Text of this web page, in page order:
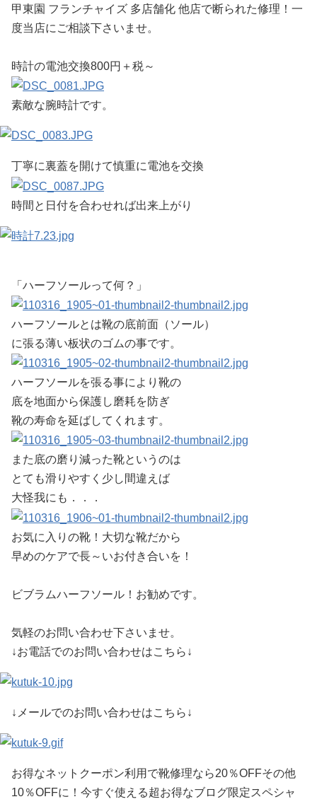
甲東園 フランチャイズ 多店舗化 他店で断られた修理！一
度当店にご相談下さいませ。
時計の電池交換800円＋税～
素敵な腕時計です。
丁寧に裏蓋を開けて慎重に電池を交換
時間と日付を合わせれば出来上がり
「ハーフソールって何？」
ハーフソールとは靴の底前面（ソール）
に張る薄い板状のゴムの事です。
ハーフソールを張る事により靴の
底を地面から保護し磨耗を防ぎ
靴の寿命を延ばしてくれます。
また底の磨り減った靴というのは
とても滑りやすく少し間違えば
大怪我にも．．．
お気に入りの靴！大切な靴だから
早めのケアで長～いお付き合いを！
ビブラムハーフソール！お勧めです。
気軽のお問い合わせ下さいませ。
↓お電話でのお問い合わせはこちら↓
↓メールでのお問い合わせはこちら↓
お得なネットクーポン利用で靴修理なら20％OFFその他
10％OFFに！今すぐ使える超お得なブログ限定スペシャ